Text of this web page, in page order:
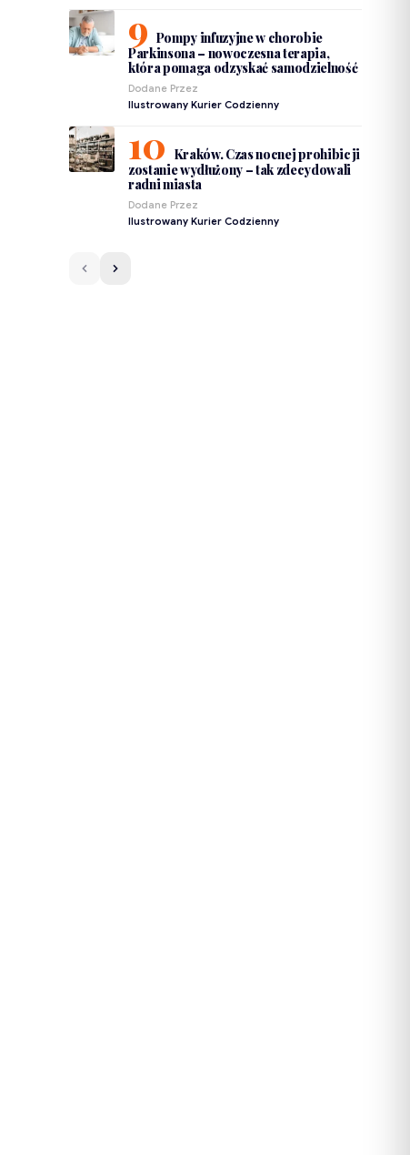
Pompy infuzyjne w chorobie
Parkinsona – nowoczesna terapia,
która pomaga odzyskać samodzielność
Dodane Przez
Ilustrowany Kurier Codzienny
Kraków. Czas nocnej prohibicji
zostanie wydłużony – tak zdecydowali
radni miasta
Dodane Przez
Ilustrowany Kurier Codzienny